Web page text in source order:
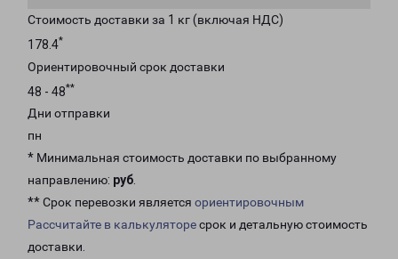
Стоимость доставки за 1 кг (включая НДС)
178.4*
Ориентировочный срок доставки
48 - 48**
Дни отправки
пн
* Минимальная стоимость доставки по выбранному
направлению: руб.
** Срок перевозки является ориентировочным
Рассчитайте в калькуляторесрок и детальную стоимость
доставки.